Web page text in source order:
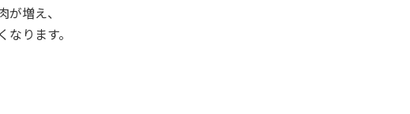
が増え、
なります。